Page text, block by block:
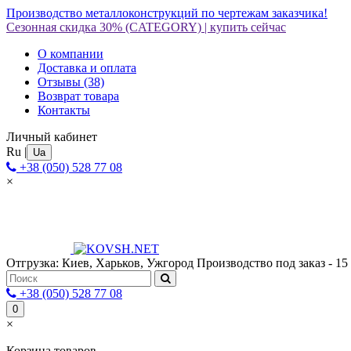
Производство металлоконструкций по чертежам заказчика!
Сезонная скидка 30% (CATEGORY) | купить сейчас
О компании
Доставка и оплата
Отзывы (38)
Возврат товара
Контакты
Личный кабинет
Ru | Ua
+38 (050) 528 77 08
×
Отгрузка: Киев, Харьков, Ужгород Производство под заказ -
+38 (050) 528 77 08
0
×